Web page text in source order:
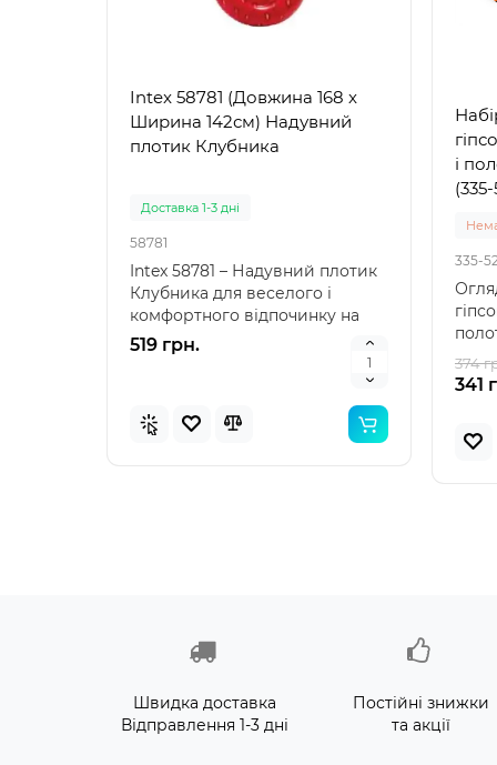
Intex 58781 (Довжина 168 x
Ширина 142см) Надувний
плотик Клубника
Доставка 1-3 дні
58781
Intex 58781 – Надувний плотик
Клубника для веселого і
комфортного відпочинку на
воді Intex 58781 – я..
519 грн.
Intex
476
і
335-52
(335-
374
341
Швидка доставка
Відправлення 1-3 дні
Постійні знижки
та акції